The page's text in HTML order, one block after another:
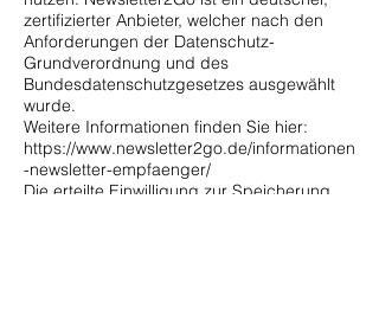
zertifizierter Anbieter, welcher nach den
Anforderungen der Datenschutz-
Grundverordnung und des
Bundesdatenschutzgesetzes ausgewählt
wurde.
Weitere Informationen finden Sie hier:
https://www.newsletter2go.de/informationen
-newsletter-empfaenger/
Die erteilte Einwilligung zur Speicherung